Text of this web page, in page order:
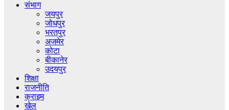
संभाग
जयपुर
जोधपुर
भरतपुर
अजमेर
कोटा
बीकानेर
उदयपुर
शिक्षा
राजनीति
क्राइम
खेल